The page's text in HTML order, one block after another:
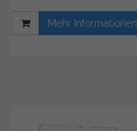
Mehr Informationen